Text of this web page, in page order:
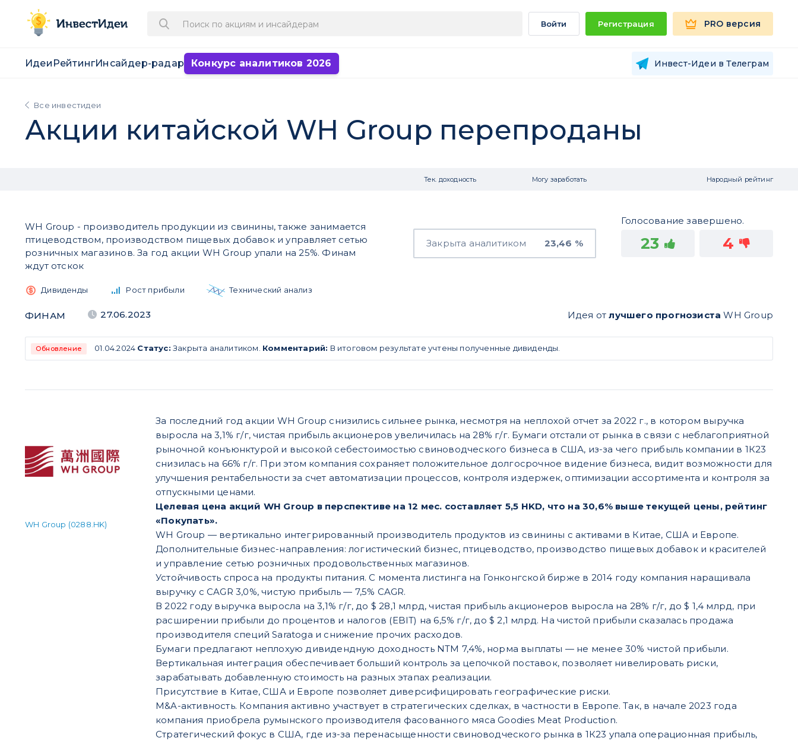
Войти Регистрация PRO версия
Идеи РейтингИнсайдер-радар Конкурс аналитиков 2026 Инвест-Идеи в Телеграм
Все инвестидеи
Акции китайской WH Group перепроданы
Тек. доходность Могу заработать Народный рейтинг
WH Group - производитель продукции из свинины, также занимается
птицеводством, производством пищевых добавок и управляет сетью
розничных магазинов. За год акции WH Group упали на 25%. Финам
ждут отскок
Закрыта аналитиком 23,46 %
Голосование завершено.
23 4
Дивиденды Рост прибыли Технический анализ
ФИНАМ 27.06.2023 Идея отлучшего прогнозиста WH Group
Обновление 01.04.2024 Статус: Закрыта аналитиком. Комментарий: В итоговом результате учтены полученные дивиденды.
WH Group (0288.HK)
За последний год акции WH Group снизились сильнее рынка, несмотря на неплохой отчет за 2022 г., в котором выручка
выросла на 3,1% г/г, чистая прибыль акционеров увеличилась на 28% г/г. Бумаги отстали от рынка в связи с неблагоприятной
рыночной конъюнктурой и высокой себестоимостью свиноводческого бизнеса в США, из-за чего прибыль компании в 1К23
снизилась на 66% г/г. При этом компания сохраняет положительное долгосрочное видение бизнеса, видит возможности для
улучшения рентабельности за счет автоматизации процессов, контроля издержек, оптимизации ассортимента и контроля за
отпускными ценами.
Целевая цена акций WH Group в перспективе на 12 мес. составляет 5,5 HKD, что на 30,6% выше текущей цены, рейтинг
«Покупать».
WH Group — вертикально интегрированный производитель продуктов из свинины с активами в Китае, США и Европе.
Дополнительные бизнес-направления: логистический бизнес, птицеводство, производство пищевых добавок и красителей
и управление сетью розничных продовольственных магазинов.
Устойчивость спроса на продукты питания. С момента листинга на Гонконгской бирже в 2014 году компания наращивала
выручку с CAGR 3,0%, чистую прибыль — 7,5% CAGR.
В 2022 году выручка выросла на 3,1% г/г, до $ 28,1 млрд, чистая прибыль акционеров выросла на 28% г/г, до $ 1,4 млрд, при
расширении прибыли до процентов и налогов (EBIT) на 6,5% г/г, до $ 2,1 млрд. На чистой прибыли сказалась продажа
производителя специй Saratoga и снижение прочих расходов.
Бумаги предлагают неплохую дивидендную доходность NTM 7,4%, норма выплаты — не менее 30% чистой прибыли.
Вертикальная интеграция обеспечивает больший контроль за цепочкой поставок, позволяет нивелировать риски,
зарабатывать добавленную стоимость на разных этапах реализации.
Присутствие в Китае, США и Европе позволяет диверсифицировать географические риски.
M&A-активность. Компания активно участвует в стратегических сделках, в частности в Европе. Так, в начале 2023 года
компания приобрела румынского производителя фасованного мяса Goodies Meat Production.
Стратегический фокус в США, где из-за перенасыщенности свиноводческого рынка в 1К23 упала операционная прибыль,